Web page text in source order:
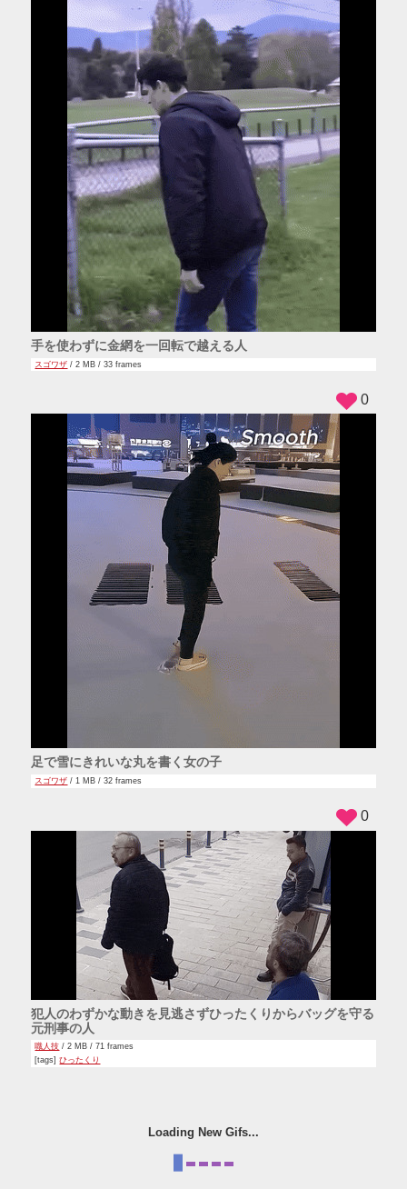
手を使わずに金網を一回転で越える人
スゴワザ / 2 MB / 33 frames
足で雪にきれいな丸を書く女の子
スゴワザ / 1 MB / 32 frames
0
犯人のわずかな動きを見逃さずひったくりからバッグを守る
元刑事の人
職人技 / 2 MB / 71 frames
[tags]ひったくり
0
Loading New Gifs...